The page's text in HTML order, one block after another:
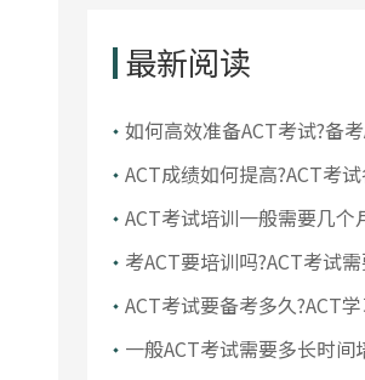
最新阅读
如何高效准备ACT考试?备
冲刺高分
ACT成绩如何提高?ACT考
么提分
ACT考试培训一般需要几个
考多久才能出高分
考ACT要培训吗?ACT考试
培训班吗
ACT考试要备考多久?ACT
间安排
一般ACT考试需要多长时间